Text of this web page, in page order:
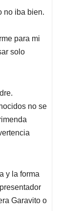
no iba bien.
para mi
solo
no se
y la forma
Garavito o